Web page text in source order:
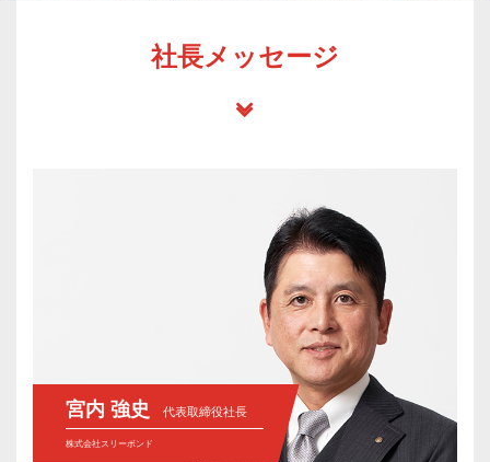
社長メッセージ
宮内 強史 代表取締役社長
株式会社スリーボンド